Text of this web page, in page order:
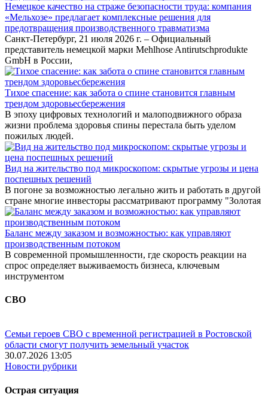
Немецкое качество на страже безопасности труда: компания
«Мельхозе» предлагает комплексные решения для
предотвращения производственного травматизма
Санкт-Петербург, 21 июля 2026 г. – Официальный
представитель немецкой марки Mehlhose Antirutschprodukte
GmbH в России,
Тихое спасение: как забота о спине становится главным
трендом здоровьесбережения
В эпоху цифровых технологий и малоподвижного образа
жизни проблема здоровья спины перестала быть уделом
пожилых людей.
Вид на жительство под микроскопом: скрытые угрозы и цена
поспешных решений
В погоне за возможностью легально жить и работать в другой
стране многие инвесторы рассматривают программу "Золотая
Баланс между заказом и возможностью: как управляют
производственным потоком
В современной промышленности, где скорость реакции на
спрос определяет выживаемость бизнеса, ключевым
инструментом
СВО
Семьи героев СВО с временной регистрацией в Ростовской
области смогут получить земельный участок
30.07.2026 13:05
Новости рубрики
Острая ситуация